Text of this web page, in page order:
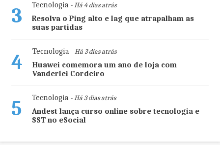
3 Tecnologia- Há 4 dias atrás
Resolva o Ping alto e lag que atrapalham as
suas partidas
4 Tecnologia- Há 3 dias atrás
Huawei comemora um ano de loja com
Vanderlei Cordeiro
5 Tecnologia- Há 3 dias atrás
Andest lança curso online sobre tecnologia e
SST no eSocial